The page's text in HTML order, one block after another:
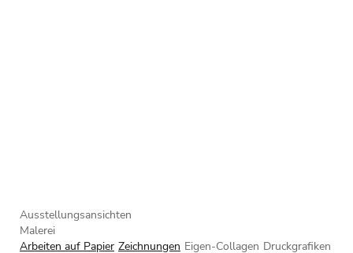
Ausstellungsansichten
Malerei
Arbeiten auf Papier Zeichnungen Eigen-Collagen Druckgrafiken